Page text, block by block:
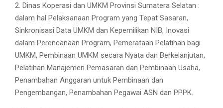
2. Dinas Koperasi dan UMKM Provinsi Sumatera Selatan :
dalam hal Pelaksanaan Program yang Tepat Sasaran,
Sinkronisasi Data UMKM dan Kepemilikan NIB, Inovasi
dalam Perencanaan Program, Pemerataan Pelatihan bagi
UMKM, Pembinaan UMKM secara Nyata dan Berkelanjutan,
Pelatihan Manajemen Pemasaran dan Pembinaan Usaha,
Penambahan Anggaran untuk Pembinaan dan
Pengembangan, Penambahan Pegawai ASN dan PPPK.